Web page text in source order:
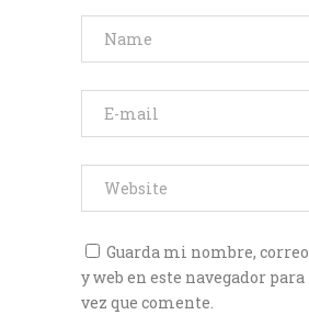
Guarda mi nombre,
y web en este navegador
vez que comente.